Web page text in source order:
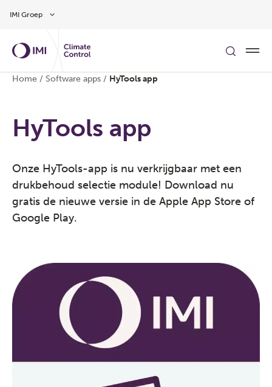
IMI Groep
Home / Software apps / HyTools app
HyTools app
Onze HyTools-app is nu verkrijgbaar met een
drukbehoud selectie module! Download nu
gratis de nieuwe versie in de Apple App Store of
Google Play.